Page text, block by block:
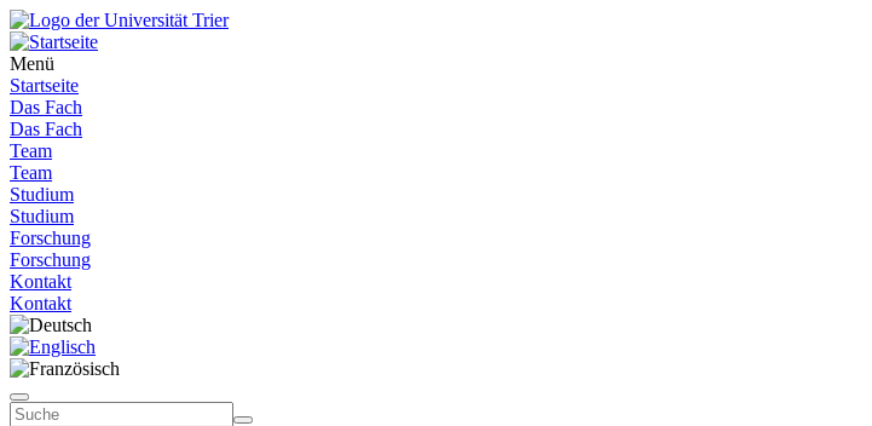
Menü
Startseite
Das Fach
Das Fach
Team
Team
Studium
Studium
Forschung
Forschung
Kontakt
Kontakt